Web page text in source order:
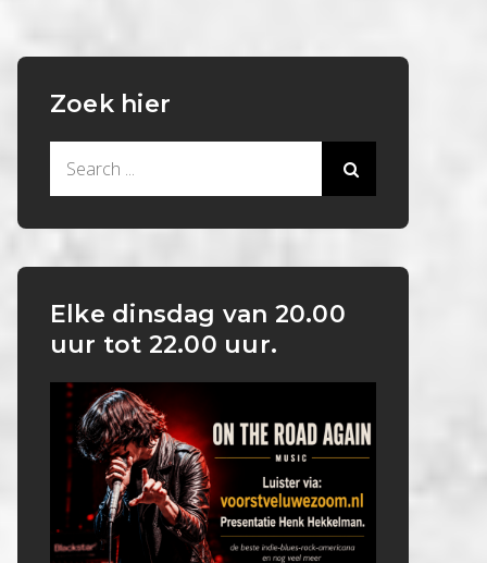
Zoek hier
Elke dinsdag van 20.00
uur tot 22.00 uur.